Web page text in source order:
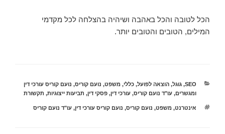
הכל לטובה והכל באהבה ושיהיה בהצלחה לכל מקדמי
המילים, הטובים והטובים יותר.
קטגוריות
SEO
,גוגל,הוצאה לפועל,כללי, משפט, נועם קוריס, נועם קוריס עורכי דין
ומגשרים,עו"ד נועם קוריס,עורכי דין,פסקי דין, תביעות ייצוגיות, תקשורת
תגיות
אינטרנט, משפט, נועם קוריס, נועם קוריס עורכי דין,עו"ד נועם קוריס